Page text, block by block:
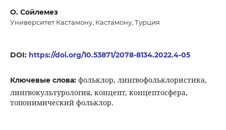
О. Сойлемез
Университет Кастамону, Кастамону, Турция
DOI: https://doi.org/10.53871/2078-8134.2022.4-05
Ключевые слова: фольклор, лингвофольклористика,
лингвокультурология, концепт, концептосфера,
топонимический фольклор.